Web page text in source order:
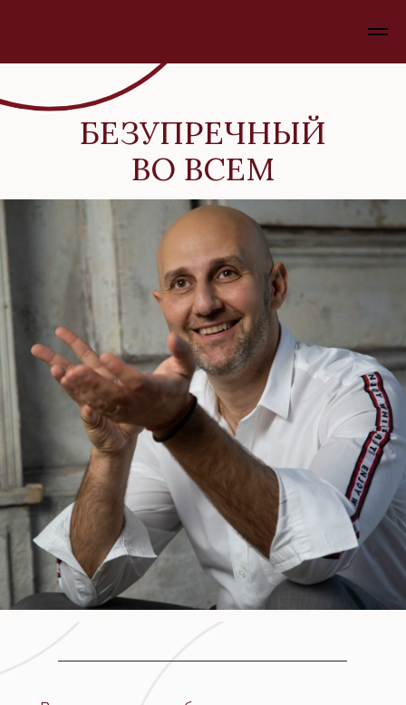
БЕЗУПРЕЧНЫЙ
ВО ВСЕМ
В нашем сознании образ успешного мужчины
всегда венчает белозубая улыбка.
А вот в реальности – далеко не всегда.
Профессор Арам Ленсерович Давидян, главный
врач AVRORACLINIC, рассказал, почему мужчины
боятся зубного врача больше, чем женщины и
какие стоматологические проблемы чаще
подстерегают именно сильный пол.